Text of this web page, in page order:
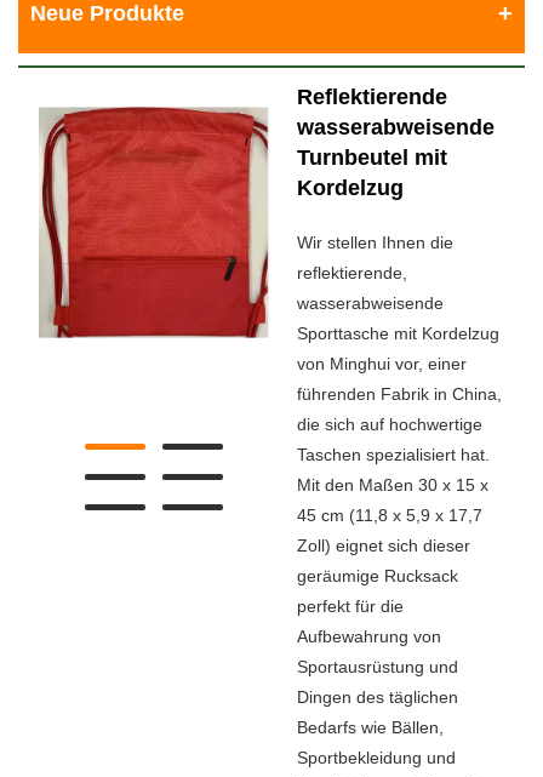
Neue Produkte
Reflektierende
wasserabweisende
Turnbeutel mit
Kordelzug
Wir stellen Ihnen die
reflektierende,
wasserabweisende
Sporttasche mit Kordelzug
von Minghui vor, einer
führenden Fabrik in China,
die sich auf hochwertige
Taschen spezialisiert hat.
Mit den Maßen 30 x 15 x
45 cm (11,8 x 5,9 x 17,7
Zoll) eignet sich dieser
geräumige Rucksack
perfekt für die
Aufbewahrung von
Sportausrüstung und
Dingen des täglichen
Bedarfs wie Bällen,
Sportbekleidung und